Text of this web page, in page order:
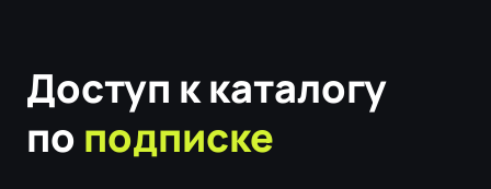
Доступ к каталогу
по подписке